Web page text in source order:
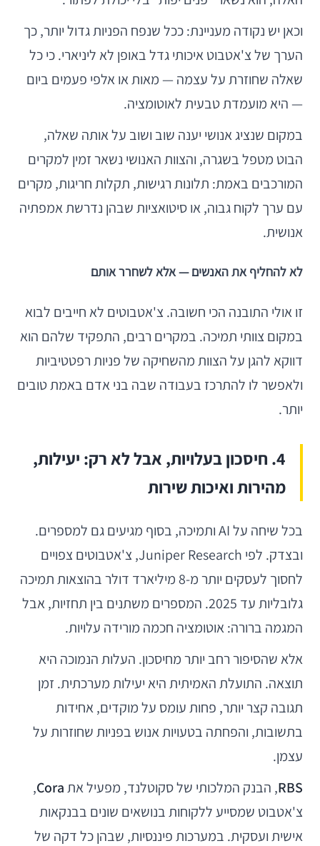
וכאן יש נקודה מעניינת: ככל שנפח הפניות גדול יותר, כך
הערך של צ'אטבוט איכותי גדל באופן לא ליניארי. כי כל
שאלה שחוזרת על עצמה — מאות או אלפי פעמים ביום
— היא מועמדת טבעית לאוטומציה.
במקום שנציג אנושי יענה שוב ושוב על אותה שאלה,
הבוט מטפל בשגרה, והצוות האנושי נשאר זמין למקרים
המורכבים באמת: תלונות רגישות, תקלות חריגות, מקרים
עם ערך לקוח גבוה, או סיטואציות שבהן נדרשת אמפתיה
אנושית.
לא להחליף את האנשים — אלא לשחרר אותם
זו אולי התובנה הכי חשובה. צ'אטבוטים לא חייבים לבוא
במקום צוותי תמיכה. במקרים רבים, התפקיד שלהם הוא
דווקא להגן על הצוות מהשחיקה של פניות רפטטיביות
ולאפשר לו להתרכז בעבודה שבה בני אדם באמת טובים
יותר.
4. חיסכון בעלויות, אבל לא רק: יעילות,
מהירות ואיכות שירות
בכל שיחה על AI ותמיכה, בסוף מגיעים גם למספרים.
ובצדק. לפי Juniper Research, צ'אטבוטים צפויים
לחסוך לעסקים יותר מ-8 מיליארד דולר בהוצאות תמיכה
גלובליות עד 2025. המספרים משתנים בין תחזיות, אבל
המגמה ברורה: אוטומציה חכמה מורידה עלויות.
אלא שהסיפור רחב יותר מחיסכון. העלות הנמוכה היא
תוצאה. התועלת האמיתית היא יעילות מערכתית. זמן
תגובה קצר יותר, פחות עומס על מוקדים, אחידות
בתשובות, והפחתה בטעויות אנוש בפניות שחוזרות על
עצמן.
RBS, הבנק המלכותי של סקוטלנד, מפעיל אתCora
,
צ'אטבוט שמסייע ללקוחות בנושאים שונים בבנקאות
אישית ועסקית. במערכות פיננסיות, שבהן כל דקה של